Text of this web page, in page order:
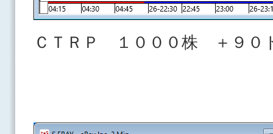
ＣＴＲＰ １０００株 ＋９０